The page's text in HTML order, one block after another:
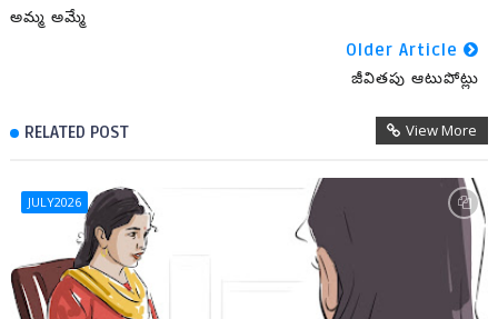
అమ్మ అమ్మే
Older Article
జీవితపు ఆటుపోట్లు
RELATED POST View More
JULY2026